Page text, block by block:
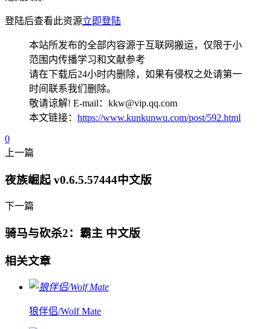
登陆后查看此资源立即登陆
本站所发布的全部内容源于互联网搬运，仅限于小
范围内传播学习和文献参考
请在下载后24小时内删除，如果有侵权之处请第一
时间联系我们删除。
敬请谅解! E-mail：kkw@vip.qq.com
本文链接： https://www.kunkunwu.com/post/592.html
0
上一篇
夜族崛起 v0.6.5.57444中文版
下一篇
骑马与砍杀2：霸主 中文版
相关文章
狼伴侣/Wolf Mate